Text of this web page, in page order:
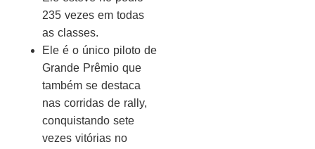
235 vezes em todas
as classes.
Ele é o único piloto de
Grande Prêmio que
também se destaca
nas corridas de rally,
conquistando sete
vezes vitórias no